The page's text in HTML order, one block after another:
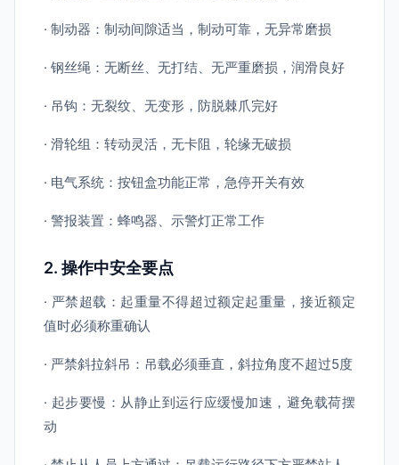
· 制动器：制动间隙适当，制动可靠，无异常磨损
· 钢丝绳：无断丝、无打结、无严重磨损，润滑良好
· 吊钩：无裂纹、无变形，防脱棘爪完好
· 滑轮组：转动灵活，无卡阻，轮缘无破损
· 电气系统：按钮盒功能正常，急停开关有效
· 警报装置：蜂鸣器、示警灯正常工作
2. 操作中安全要点
· 严禁超载：起重量不得超过额定起重量，接近额定
值时必须称重确认
· 严禁斜拉斜吊：吊载必须垂直，斜拉角度不超过5度
· 起步要慢：从静止到运行应缓慢加速，避免载荷摆
动